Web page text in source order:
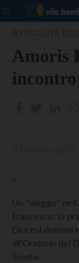
Amoris
>
Un “viaggio”
Francesco: lo
Diocesi domani
all’Oratorio del
Trento.